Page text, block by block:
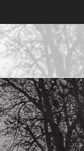
务所, 尼
专利律师事务所, 知